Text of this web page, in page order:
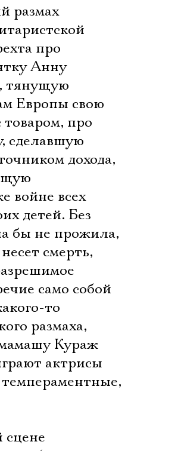
размах
про
Анну
тянущую
Европы свою
товаром, про
сделавшую
дохода,
войне всех
детей. Без
бы не прожила,
смерть,
само собой
то
размаха,
Кураж
актрисы